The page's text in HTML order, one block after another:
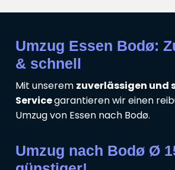
Umzug Essen Bodø:
& schnell
Mit unserem zuverlässigen und
Servicegarantieren wir einen
Umzug von Essen nach Bodø.
Umzug nach Bodø Ø